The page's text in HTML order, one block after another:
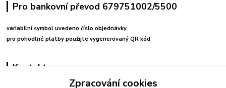
Pro bankovní převod 679751002/5500
variabilní symbol uvedeno číslo objednávky
pro pohodlné platby použijte vygenerovaný QR kód
Kontakty
Zpracování cookies